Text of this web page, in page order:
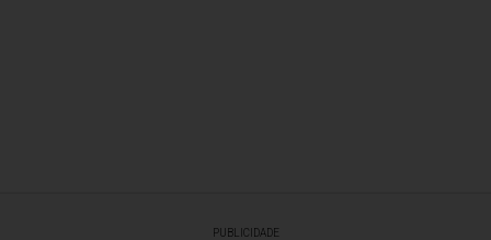
PUBLICIDADE